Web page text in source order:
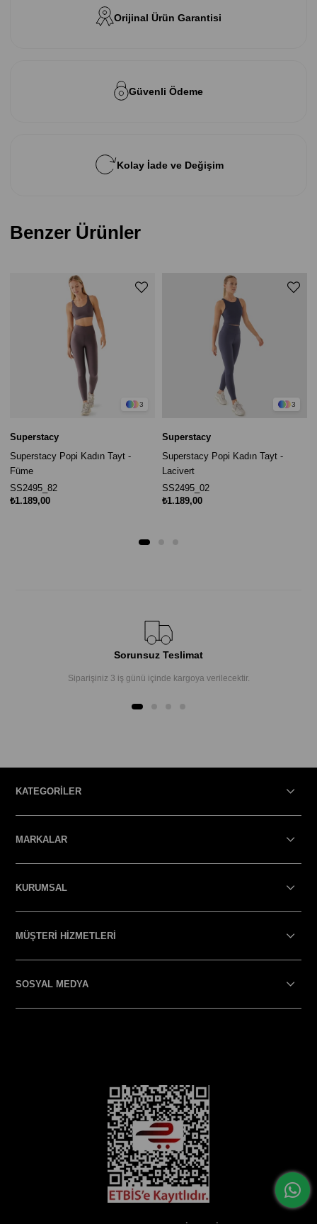
Orijinal Ürün Garantisi
Güvenli Ödeme
Kolay İade ve Değişim
Benzer Ürünler
3
Superstacy
Superstacy Popi Kadın Tayt -
Füme
SS2495_82
₺1.189,00
3
Superstacy
Superstacy Popi Kadın Tayt -
Lacivert
SS2495_02
₺1.189,00
Sorunsuz Teslimat
Siparişiniz 3 iş günü içinde kargoya verilecektir.
KATEGORİLER
MARKALAR
KURUMSAL
MÜŞTERİ HİZMETLERİ
SOSYAL MEDYA